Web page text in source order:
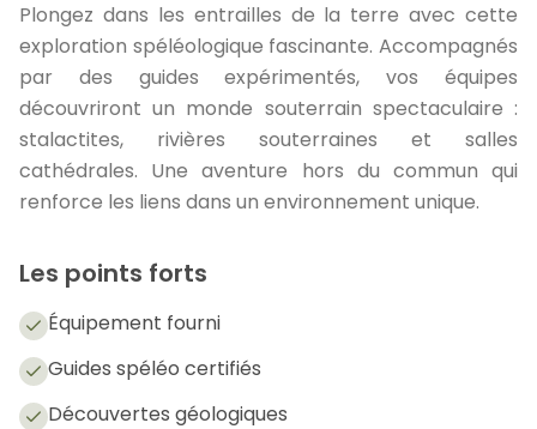
Plongez dans les entrailles de la terre avec cette
exploration spéléologique fascinante. Accompagnés
par des guides expérimentés, vos équipes
découvriront un monde souterrain spectaculaire :
stalactites, rivières souterraines et salles
cathédrales. Une aventure hors du commun qui
renforce les liens dans un environnement unique.
Les points forts
Équipement fourni
Guides spéléo certifiés
Découvertes géologiques